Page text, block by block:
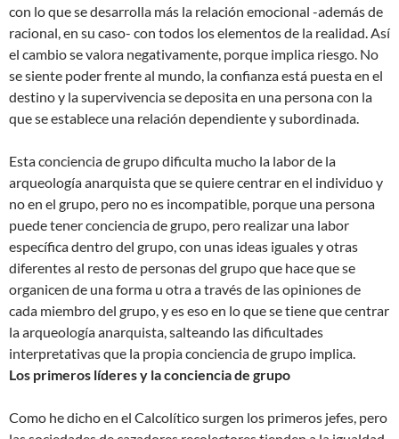
con lo que se desarrolla más la relación emocional -además de
racional, en su caso- con todos los elementos de la realidad. Así
el cambio se valora negativamente, porque implica riesgo. No
se siente poder frente al mundo, la confianza está puesta en el
destino y la supervivencia se deposita en una persona con la
que se establece una relación dependiente y subordinada.
Esta conciencia de grupo dificulta mucho la labor de la
arqueología anarquista que se quiere centrar en el individuo y
no en el grupo, pero no es incompatible, porque una persona
puede tener conciencia de grupo, pero realizar una labor
específica dentro del grupo, con unas ideas iguales y otras
diferentes al resto de personas del grupo que hace que se
organicen de una forma u otra a través de las opiniones de
cada miembro del grupo, y es eso en lo que se tiene que centrar
la arqueología anarquista, salteando las dificultades
interpretativas que la propia conciencia de grupo implica.
Los primeros líderes y la conciencia de grupo
Como he dicho en el Calcolítico surgen los primeros jefes, pero